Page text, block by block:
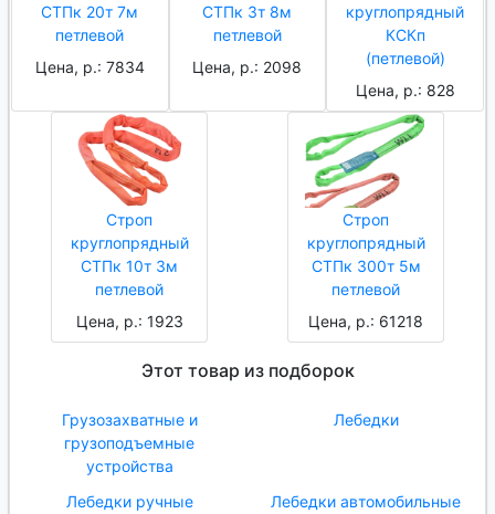
СТПк 20т 7м
петлевой
Цена, р.: 7834
СТПк 3т 8м
петлевой
Цена, р.: 2098
круглопрядный
КСКп
(петлевой)
Цена, р.: 828
Строп
круглопрядный
СТПк 10т 3м
петлевой
Цена, р.: 1923
Строп
круглопрядный
СТПк 300т 5м
петлевой
Цена, р.: 61218
Этот товар из подборок
Грузозахватные и
грузоподъемные
устройства
Лебедки
Лебедки ручные
Лебедки автомобильные